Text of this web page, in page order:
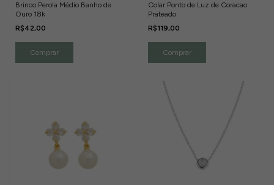
Brinco Perola Médio Banho de
Ouro 18k
R$42,00
Colar Ponto de Luz de Coracao
Prateado
R$119,00